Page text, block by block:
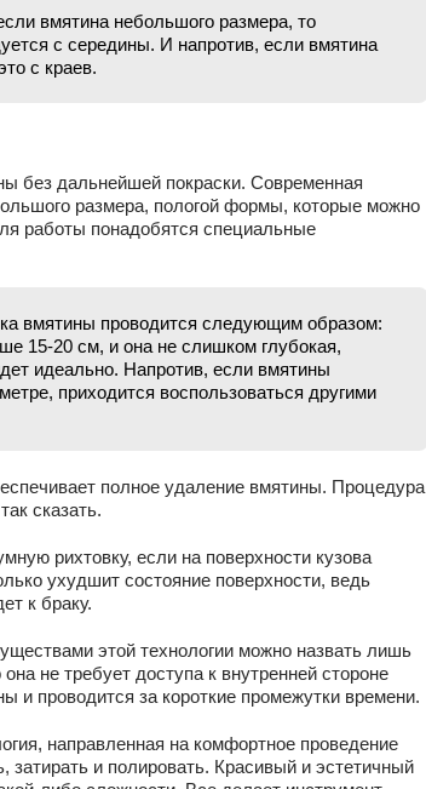
вмятина небольшого размера, то
с середины. И напротив, если вмятина
с краев.
без дальнейшей покраски. Современная
размера, пологой формы, которые можно
работы понадобятся специальные
вмятины проводится следующим образом:
15-20 см, и она не слишком глубокая,
идеально. Напротив, если вмятины
приходится воспользоваться другими
полное удаление вмятины. Процедура
сказать.
рихтовку, если на поверхности кузова
ухудшит состояние поверхности, ведь
к браку.
этой технологии можно назвать лишь
она не требует доступа к внутренней стороне
и проводится за короткие промежутки времени.
направленная на комфортное проведение
затирать и полировать. Красивый и эстетичный